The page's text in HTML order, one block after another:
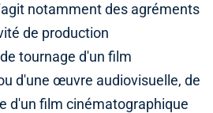
notamment des agréments
de production
tournage d'un film
d'une œuvre audiovisuelle, de
d'un film cinématographique